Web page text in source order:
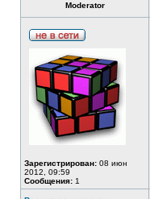
Moderator
Зарегистрирован: 08 июн
2012, 09:59
Сообщения: 1